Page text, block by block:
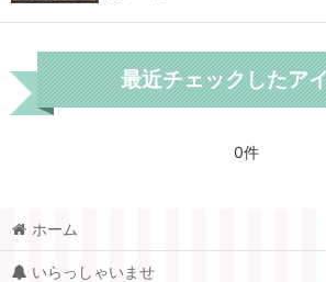
最近チェックしたア
0件
ホーム
いらっしゃいませ